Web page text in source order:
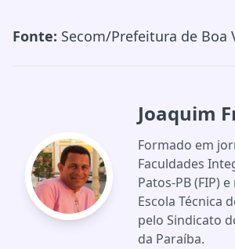
Fonte: Secom/Prefeitura de Boa
Joaquim
Formado em
Faculdades
Patos-PB (FIP)
Escola Técnica
pelo Sindicato
da Paraíba.